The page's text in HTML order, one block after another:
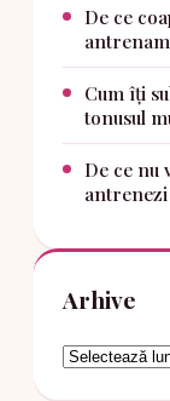
De ce
Cum îți
tonusul
De ce nu
Arhive
Arhive